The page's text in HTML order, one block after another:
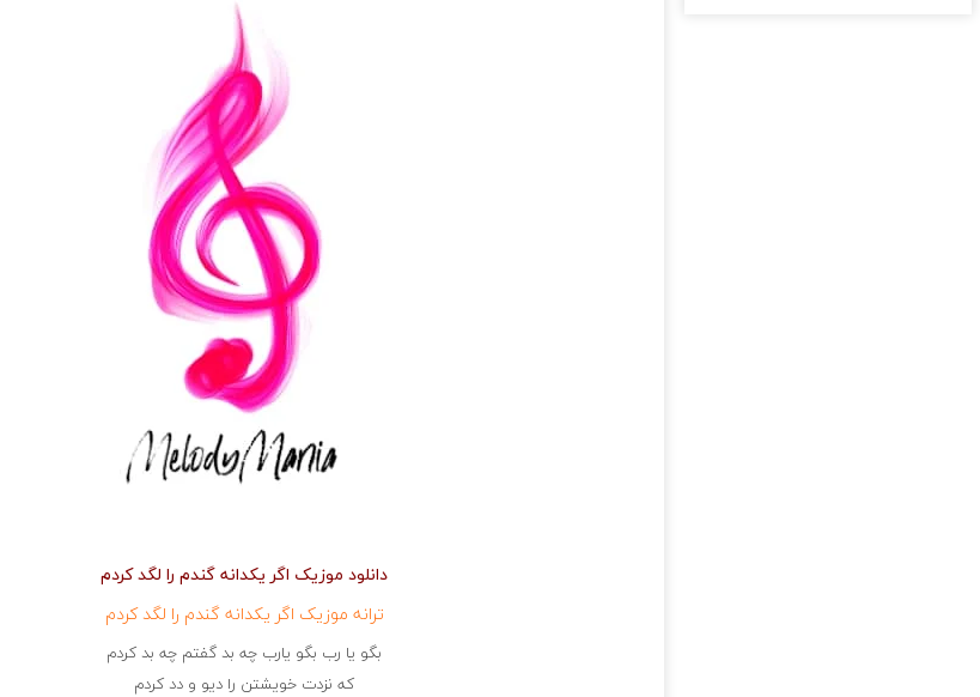
دانلود موزیک اگر یکدانه گندم را لگد کردم
ترانه موزیک اگر یکدانه گندم را لگد کردم
بگو یا رب بگو یارب چه بد گفتم چه بد کردم
که نزدت خویشتن را دیو و دد کردم